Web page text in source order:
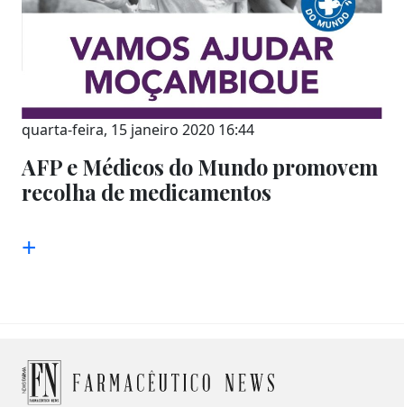
quarta-feira, 15 janeiro 2020 16:44
AFP e Médicos do Mundo promovem
recolha de medicamentos
+